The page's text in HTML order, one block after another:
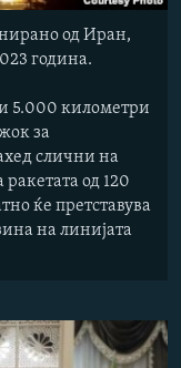
од Иран,
година.
5.000 километри
за
слични на
од 120
ќе претставува
на линијата